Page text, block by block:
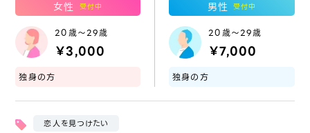
女性 受付中
20歳～29歳
￥3,000
独身の方
男性 受付中
20歳～29歳
￥7,000
独身の方
恋人を見つけたい